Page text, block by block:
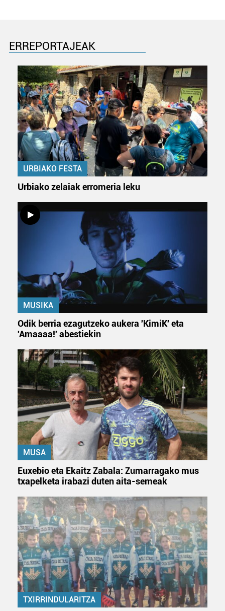
Webgune honek cookie propioak eta hirugarrenen cookie-
fitxategiak erabiltzen ditu. Zure esperientzia eta
zerbitzuak hobetzeko asmoz, cookie teknologiaz
baliatzen gara. Ohar hau onartuz gero, teknologia hori
erabiltzeko baimen esplizitua ematen diguzu.Gehiago
irakurri
ERREPORTAJEAK
URBIAKO FESTA
Urbiako zelaiak erromeria leku
MUSIKA
Odik berria ezagutzeko aukera 'KimiK' eta
'Amaaaa!' abestiekin
MUSA
Euxebio eta Ekaitz Zabala: Zumarragako mus
txapelketa irabazi duten aita-semeak
TXIRRINDULARITZA